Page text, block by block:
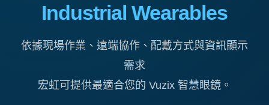
Industrial Wearables
依據現場作業、遠端協作、配戴方式與資訊顯示
需求
宏虹可提供最適合您的 Vuzix 智慧眼鏡。